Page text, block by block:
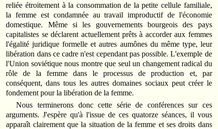
reliée étroitement à la consommation de la petite cellule familiale,
la femme est condamnée au travail improductif de l'économie
domestique. Même si les gouvernements bourgeois des pays
capitalistes se déclarent actuellement prêts à accorder aux femmes
l'égalité juridique formelle et autres aumônes du même type, leur
libération dans ce cadre n'est cependant pas possible. L'exemple de
l'Union soviétique nous montre que seul un changement radical du
rôle de la femme dans le processus de production et, par
conséquent, dans tous les autres domaines sociaux peut créer le
fondement pour la libération de la femme.
Nous terminerons donc cette série de conférences sur ces
arguments. J'espère qu'à l'issue de ces quatorze séances, il vous
apparaît clairement que la situation de la femme et ses droits dans